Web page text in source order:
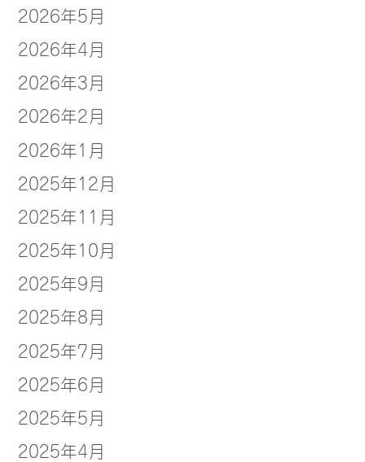
2026年5月
2026年4月
2026年3月
2026年2月
2026年1月
2025年12月
2025年11月
2025年10月
2025年9月
2025年8月
2025年7月
2025年6月
2025年5月
2025年4月